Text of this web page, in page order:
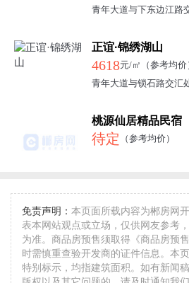
青年大道与下东边江路
正谊·锦绣湖山
4618元/㎡（参考均价
青年大道与锁石路交汇
桃源仙居精品民宿
待定 （参考均价）
免责声明： 本页面所载内容为郴房网
表本网站观点或立场，仅供网友参考
为准。商品房预售须取得《商品房预
时需慎重查验开发商的证件信息。本
特别标示，均指建筑面积。如有新闻